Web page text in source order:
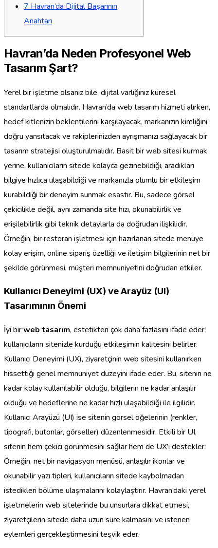
7 Havran’da Dijital Başarının
Anahtarı
Havran’da Neden Profesyonel Web
Tasarım Şart?
Yerel bir işletme olsanız bile, dijital varlığınız küresel
standartlarda olmalıdır. Havran’da web tasarım hizmeti alırken,
hedef kitlenizin beklentilerini karşılayacak, markanızın kimliğini
doğru yansıtacak ve rakiplerinizden ayrışmanızı sağlayacak bir
tasarım stratejisi oluşturulmalıdır. Basit bir web sitesi kurmak
yerine, kullanıcıların sitede kolayca gezinebildiği, aradıkları
bilgiye hızlıca ulaşabildiği ve markanızla olumlu bir etkileşim
kurabildiği bir deneyim sunmak esastır. Bu, sadece görsel
çekicilikle değil, aynı zamanda site hızı, okunabilirlik ve
erişilebilirlik gibi teknik detaylarla da doğrudan ilişkilidir.
Örneğin, bir restoran işletmesi için hazırlanan sitede menüye
kolay erişim, online sipariş özelliği ve iletişim bilgilerinin net bir
şekilde görünmesi, müşteri memnuniyetini doğrudan etkiler.
Kullanıcı Deneyimi (UX) ve Arayüz (UI)
Tasarımının Önemi
İyi birweb tasarım, estetikten çok daha fazlasını ifade eder;
kullanıcıların sitenizle kurduğu etkileşimin kalitesini belirler.
Kullanıcı Deneyimi (UX), ziyaretçinin web sitesini kullanırken
hissettiği genel memnuniyet düzeyini ifade eder. Bu, sitenin ne
kadar kolay kullanılabilir olduğu, bilgilerin ne kadar anlaşılır
olduğu ve hedeflerine ne kadar hızlı ulaşabildiği ile ilgilidir.
Kullanıcı Arayüzü (UI) ise sitenin görsel öğelerinin (renkler,
tipografi, butonlar, görseller) düzenlenmesidir. Etkili bir UI,
sitenin hem çekici görünmesini sağlar hem de UX’i destekler.
Örneğin, net bir navigasyon menüsü, anlaşılır ikonlar ve
okunabilir yazı tipleri, kullanıcıların sitede kaybolmadan
istedikleri bölüme ulaşmalarını kolaylaştırır. Havran’daki yerel
işletmelerin web sitelerinde bu unsurlara dikkat etmesi,
ziyaretçilerin sitede daha uzun süre kalmasını ve istenen
eylemleri gerçekleştirmesini teşvik eder.